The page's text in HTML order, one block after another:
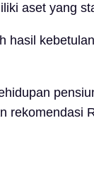
aset yang
hasil
rekomendasi